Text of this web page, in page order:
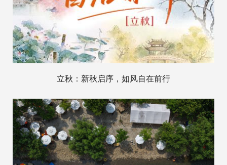
立秋：新秋启序，如风自在前行